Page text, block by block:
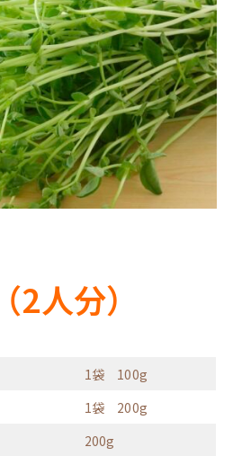
2人分）
1袋 100g
1袋 200g
200g